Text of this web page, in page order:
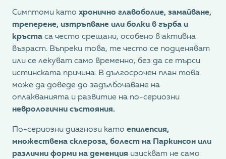
Симптоми като хронично главоболие, замайване,
треперене, изтръпване или болки в гърба и
кръста са често срещани, особено в активна
възраст. Въпреки това, те често се подценяват
или се лекуват само временно, без да се търси
истинската причина. В дългосрочен план това
може да доведе до задълбочаване на
оплакванията и развитие на по-сериозни
неврологични състояния.
По-сериозни диагнози като епилепсия,
множествена склероза, болест на Паркинсон или
различни форми на деменция изискват не само